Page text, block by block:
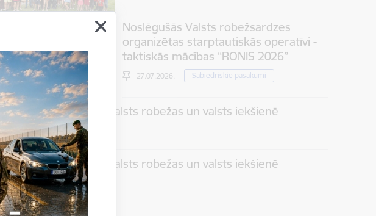
Noslēgušās Valsts robežsardzes
organizētas starptautiskās operatīvi -
taktiskās mācības “RONIS 2026”
27.07.2026. Sabiedriskie pasākumi
gada 6. augusts uz valsts robežas un valsts iekšienē
Statistika
gada 5. augusts uz valsts robežas un valsts iekšienē
Statistika